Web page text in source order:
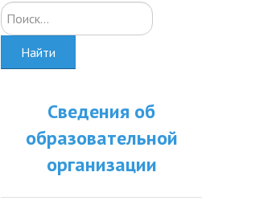
Искать...
Найти
Сведения об
образовательной
организации